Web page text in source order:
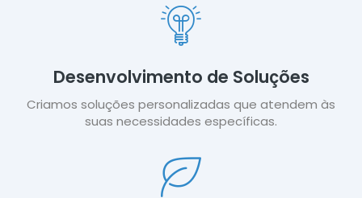
Desenvolvimento de Soluções
Criamos soluções personalizadas que atendem às
suas necessidades específicas.